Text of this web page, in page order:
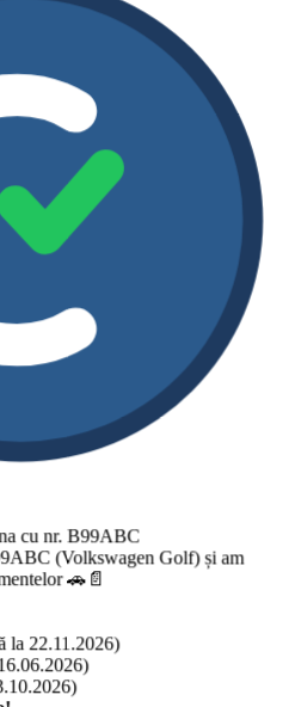
cu nr. B99ABC
(Volkswagen Golf) și am
🚗📄
22.11.2026)